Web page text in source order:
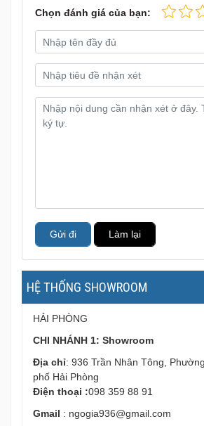
Chọn đánh giá của bạn:
Gửi đi Làm lại
HỆ THỐNG SHOWROOM
HẢI PHÒNG
CHI NHÁNH 1: Showroom
Địa chỉ: 936 Trần Nhân Tông,
phố Hải Phòng
Điện thoại :098 359 88 91
Gmail : ngogia936@gmail.com